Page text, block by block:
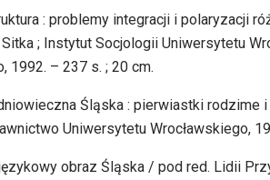
: problemy integracji i polaryzacji
; Instytut Socjologii Uniwersytetu
1992. – 237 s. ; 20 cm.
Śląska : pierwiastki
Uniwersytetu Wrocławskiego,
obraz Śląska / pod red. Lidii